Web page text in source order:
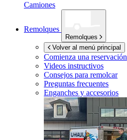
Camiones
Remolques
Remolques
Volver al menú principal
Comienza una reservación
Videos instructivos
Consejos para remolcar
Preguntas frecuentes
Enganches y accesorios